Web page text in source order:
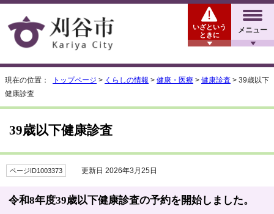
メニュー
いざという
ときに
現在の位置： トップページ > くらしの情報 > 健康・医療 > 健康診査 > 39歳以下
健康診査
39歳以下健康診査
ページID1003373 更新日 2026年3月25日
令和8年度39歳以下健康診査の予約を開始しました。